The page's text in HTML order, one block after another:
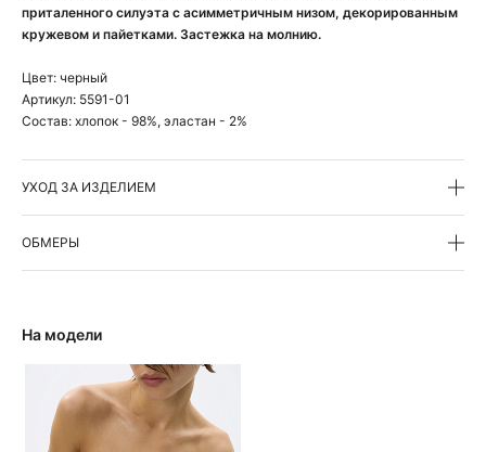
приталенного силуэта с асимметричным низом, декорированным
кружевом и пайетками. Застежка на молнию.
Цвет: черный
Артикул: 5591-01
Состав: хлопок - 98%, эластан - 2%
УХОД ЗА ИЗДЕЛИЕМ
ОБМЕРЫ
На модели